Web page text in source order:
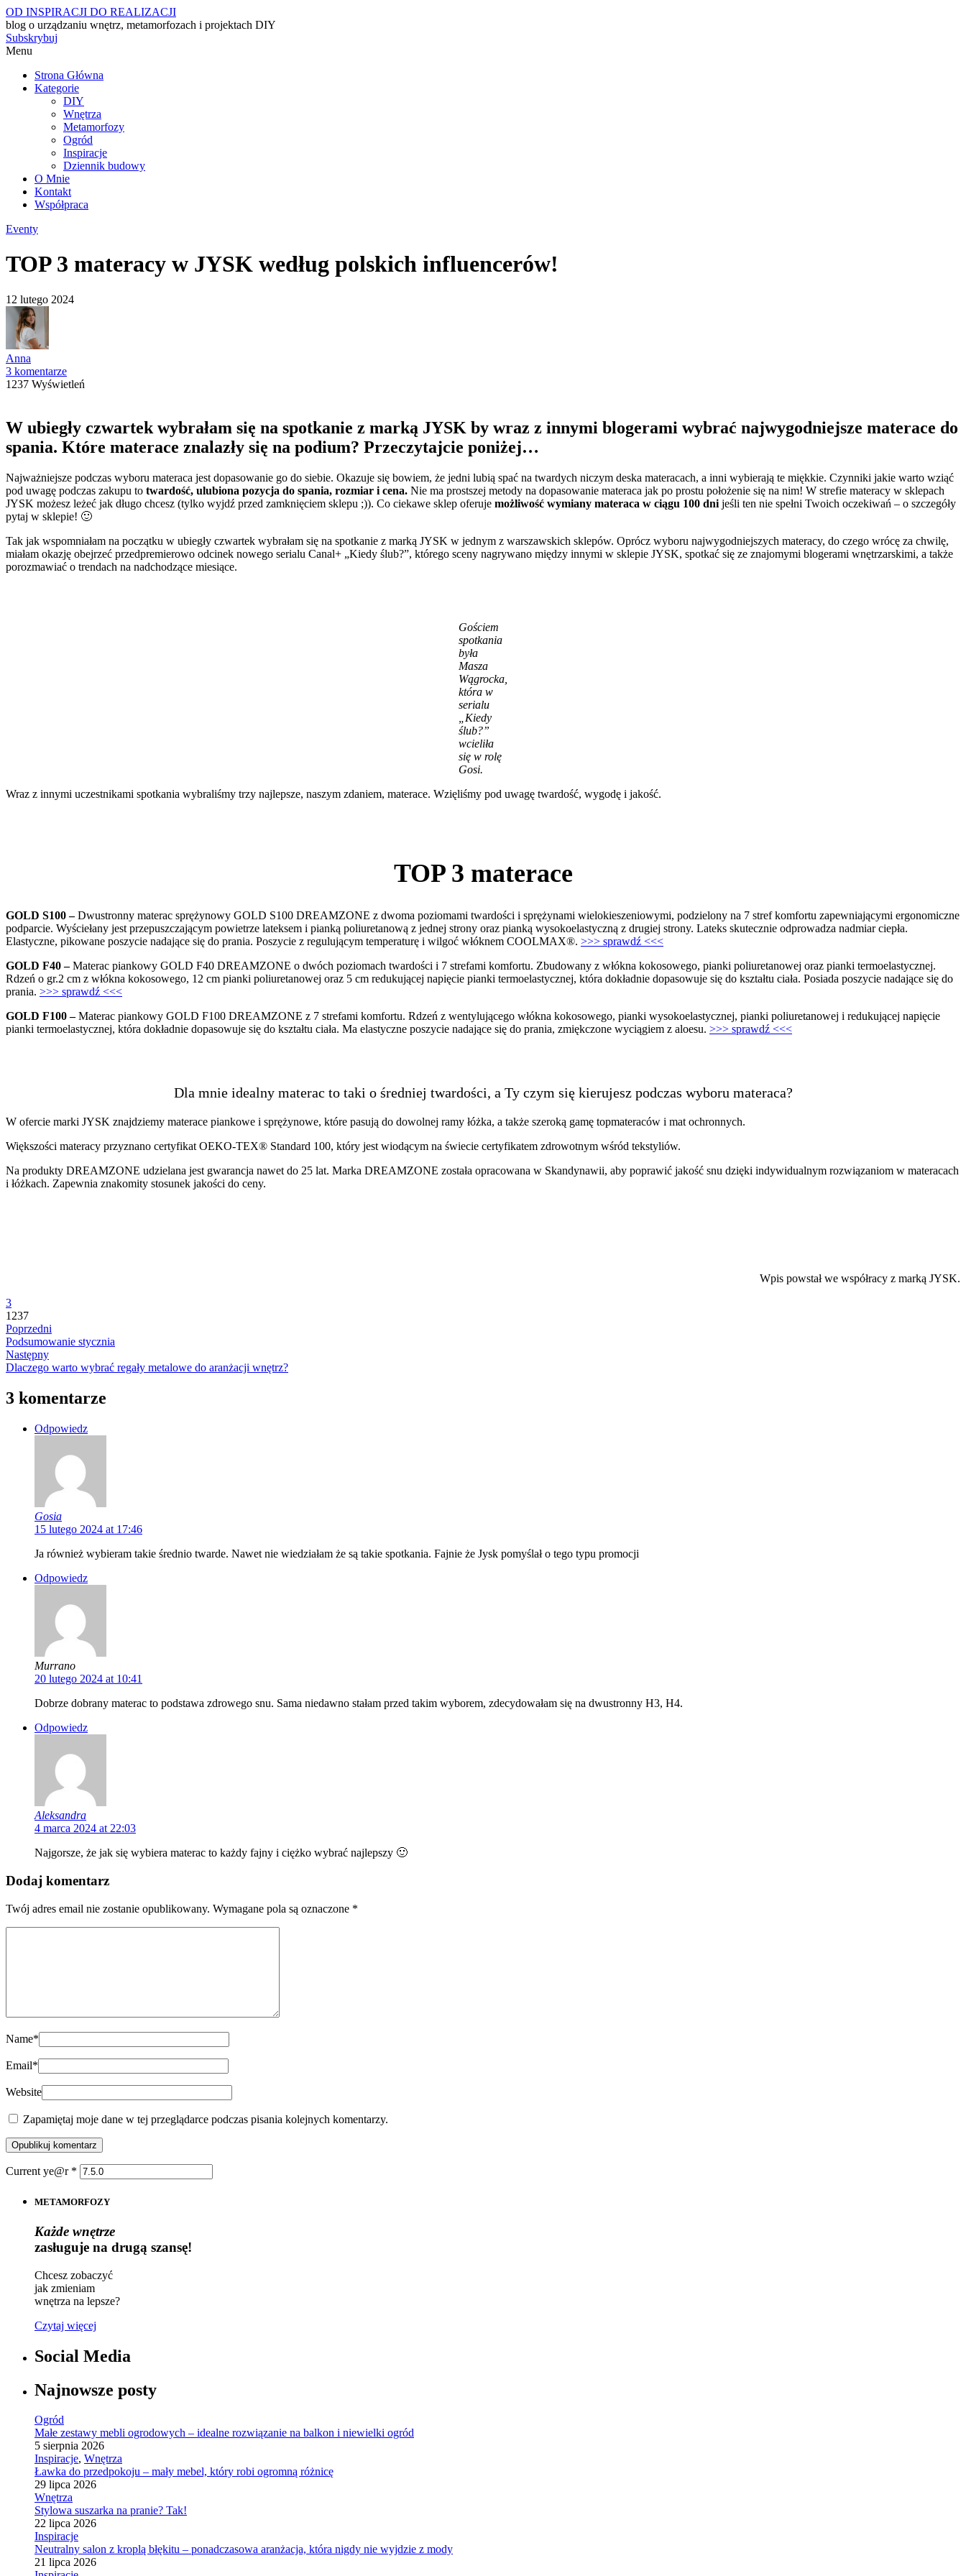
OD INSPIRACJI DO REALIZACJI
blog o urządzaniu wnętrz, metamorfozach i projektach DIY
Subskrybuj
Menu
Strona Główna
Kategorie
DIY
Wnętrza
Metamorfozy
Ogród
Inspiracje
Dziennik budowy
O Mnie
Kontakt
Współpraca
Eventy
TOP 3 materacy w JYSK według polskich influencerów!
12 lutego 2024
Anna
3 komentarze
1237 Wyświetleń
W ubiegły czwartek wybrałam się na spotkanie z marką JYSK by wraz z innymi blogerami wybrać najwygodniejsze materace do
spania. Które materace znalazły się na podium? Przeczytajcie poniżej…
Najważniejsze podczas wyboru materaca jest dopasowanie go do siebie. Okazuje się bowiem, że jedni lubią spać na twardych niczym deska materacach, a inni wybierają te miękkie. Czynniki jakie warto wziąć
pod uwagę podczas zakupu to twardość, ulubiona pozycja do spania, rozmiar i cena. Nie ma prostszej metody na dopasowanie materaca jak po prostu położenie się na nim! W strefie materacy w sklepach
JYSK możesz leżeć jak długo chcesz (tylko wyjdź przed zamknięciem sklepu ;)). Co ciekawe sklep oferuje możliwość wymiany materaca w ciągu 100 dni jeśli ten nie spełni Twoich oczekiwań – o szczegóły
pytaj w sklepie! 🙂
Tak jak wspomniałam na początku w ubiegły czwartek wybrałam się na spotkanie z marką JYSK w jednym z warszawskich sklepów. Oprócz wyboru najwygodniejszych materacy, do czego wrócę za chwilę,
miałam okazję obejrzeć przedpremierowo odcinek nowego serialu Canal+ „Kiedy ślub?”, którego sceny nagrywano między innymi w sklepie JYSK, spotkać się ze znajomymi blogerami wnętrzarskimi, a także
porozmawiać o trendach na nadchodzące miesiące.
Gościem
spotkania
była
Masza
Wągrocka,
która w
serialu
„Kiedy
ślub?”
wcieliła
się w rolę
Gosi.
Wraz z innymi uczestnikami spotkania wybraliśmy trzy najlepsze, naszym zdaniem, materace. Wzięliśmy pod uwagę twardość, wygodę i jakość.
TOP 3 materace
GOLD S100 –Dwustronny materac sprężynowy GOLD S100 DREAMZONE z dwoma poziomami twardości i sprężynami wielokieszeniowymi, podzielony na 7 stref komfortu zapewniającymi ergonomiczne
podparcie. Wyściełany jest przepuszczającym powietrze lateksem i pianką poliuretanową z jednej strony oraz pianką wysokoelastyczną z drugiej strony. Lateks skutecznie odprowadza nadmiar ciepła.
Elastyczne, pikowane poszycie nadające się do prania. Poszycie z regulującym temperaturę i wilgoć włóknem COOLMAX®. >>> sprawdź <<<
GOLD F40 –Materac piankowy GOLD F40 DREAMZONE o dwóch poziomach twardości i 7 strefami komfortu. Zbudowany z włókna kokosowego, pianki poliuretanowej oraz pianki termoelastycznej.
Rdzeń o gr.2 cm z włókna kokosowego, 12 cm pianki poliuretanowej oraz 5 cm redukującej napięcie pianki termoelastycznej, która dokładnie dopasowuje się do kształtu ciała. Posiada poszycie nadające się do
prania. >>> sprawdź <<<
GOLD F100 –Materac piankowy GOLD F100 DREAMZONE z 7 strefami komfortu. Rdzeń z wentylującego włókna kokosowego, pianki wysokoelastycznej, pianki poliuretanowej i redukującej napięcie
pianki termoelastycznej, która dokładnie dopasowuje się do kształtu ciała. Ma elastyczne poszycie nadające się do prania, zmiękczone wyciągiem z aloesu. >>> sprawdź <<<
Dla mnie idealny materac to taki o średniej twardości, a Ty czym się kierujesz podczas wyboru materaca?
W ofercie marki JYSK znajdziemy materace piankowe i sprężynowe, które pasują do dowolnej ramy łóżka, a także szeroką gamę topmateraców i mat ochronnych.
Większości materacy przyznano certyfikat OEKO-TEX® Standard 100, który jest wiodącym na świecie certyfikatem zdrowotnym wśród tekstyliów.
Na produkty DREAMZONE udzielana jest gwarancja nawet do 25 lat. Marka DREAMZONE została opracowana w Skandynawii, aby poprawić jakość snu dzięki indywidualnym rozwiązaniom w materacach
i łóżkach. Zapewnia znakomity stosunek jakości do ceny.
Wpis powstał we współracy z marką JYSK.
3
1237
Poprzedni
Podsumowanie stycznia
Następny
Dlaczego warto wybrać regały metalowe do aranżacji wnętrz?
3 komentarze
Odpowiedz
Gosia
15 lutego 2024 at 17:46
Ja również wybieram takie średnio twarde. Nawet nie wiedziałam że są takie spotkania. Fajnie że Jysk pomyślał o tego typu promocji
Odpowiedz
Murrano
20 lutego 2024 at 10:41
Dobrze dobrany materac to podstawa zdrowego snu. Sama niedawno stałam przed takim wyborem, zdecydowałam się na dwustronny H3, H4.
Odpowiedz
Aleksandra
4 marca 2024 at 22:03
Najgorsze, że jak się wybiera materac to każdy fajny i ciężko wybrać najlepszy 🙂
Dodaj komentarz
Twój adres email nie zostanie opublikowany. Wymagane pola są oznaczone *
Name*
Email*
Website
Zapamiętaj moje dane w tej przeglądarce podczas pisania kolejnych komentarzy.
Current ye@r *
METAMORFOZY
Każde wnętrze
zasługuje na drugą szansę!
Chcesz zobaczyć
jak zmieniam
wnętrza na lepsze?
Czytaj więcej
Social Media
Najnowsze posty
Ogród
Małe zestawy mebli ogrodowych – idealne rozwiązanie na balkon i niewielki ogród
5 sierpnia 2026
Inspiracje, Wnętrza
Ławka do przedpokoju – mały mebel, który robi ogromną różnicę
29 lipca 2026
Wnętrza
Stylowa suszarka na pranie? Tak!
22 lipca 2026
Inspiracje
Neutralny salon z kroplą błękitu – ponadczasowa aranżacja, która nigdy nie wyjdzie z mody
21 lipca 2026